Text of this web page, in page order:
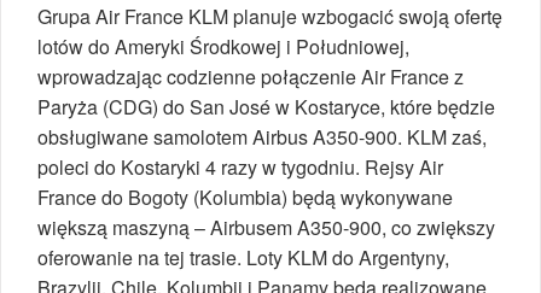
Grupa Air France KLM planuje wzbogacić swoją ofertę
lotów do Ameryki Środkowej i Południowej,
wprowadzając codzienne połączenie Air France z
Paryża (CDG) do San José w Kostaryce, które będzie
obsługiwane samolotem Airbus A350-900. KLM zaś,
poleci do Kostaryki 4 razy w tygodniu. Rejsy Air
France do Bogoty (Kolumbia) będą wykonywane
większą maszyną – Airbusem A350-900, co zwiększy
oferowanie na tej trasie. Loty KLM do Argentyny,
Brazylii, Chile, Kolumbii i Panamy będą realizowane